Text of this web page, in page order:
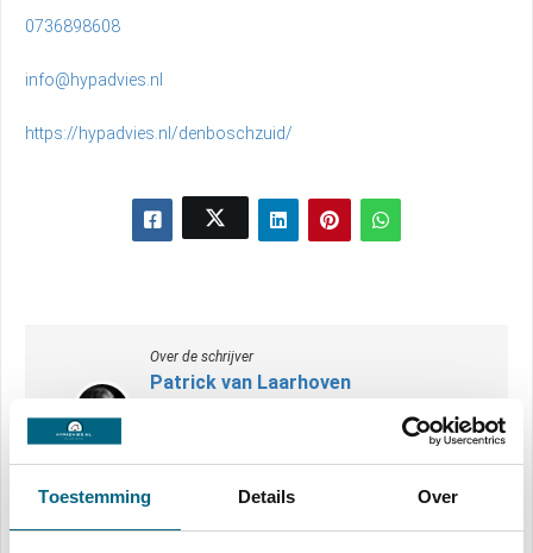
Toestemming Details Over
0736898608
info@hypadvies.nl
https://hypadvies.nl/denboschzuid/
Over de schrijver
Patrick van Laarhoven
Mede-eigenaar van Hypadvies.nl | franchisenemer